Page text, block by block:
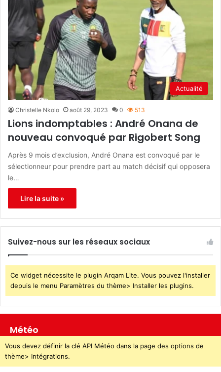
Actualité
Christelle Nkolo août 29, 2023 0 513
Lions indomptables : André Onana de
nouveau convoqué par Rigobert Song
Après 9 mois d’exclusion, André Onana est convoqué par le
sélectionneur pour prendre part au match décisif qui opposera
le…
Lire la suite »
Suivez-nous sur les réseaux sociaux
Ce widget nécessite le plugin Arqam Lite. Vous pouvez l'installer
depuis le menu Paramètres du thème> Installer les plugins.
Météo
Vous devez définir la clé API Météo dans la page des options de
thème> Intégrations.